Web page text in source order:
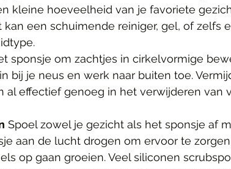
kleine hoeveelheid van je favoriete
kan een schuimende reiniger, gel, of zelfs
sponsje om zachtjes in cirkelvormige
bij je neus en werk naar buiten toe.
al effectief genoeg in het verwijderen van
Spoel zowel je gezicht als het sponsje af
aan de lucht drogen om ervoor te
op gaan groeien. Veel siliconen